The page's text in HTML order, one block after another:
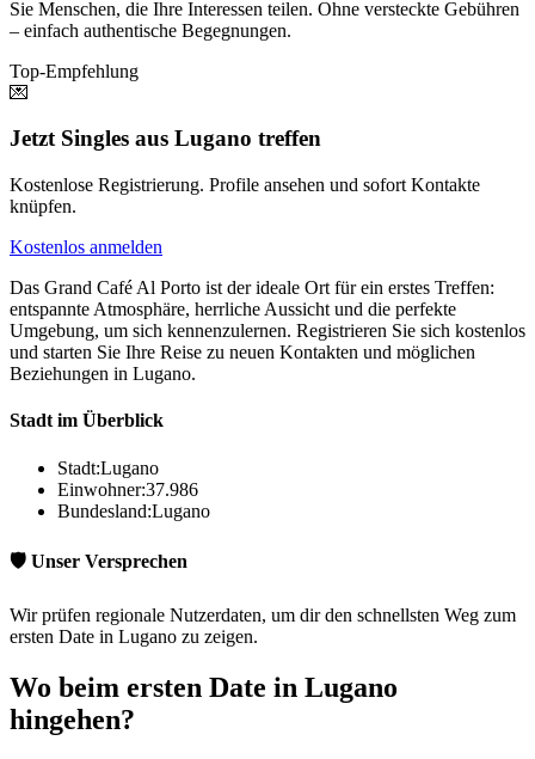
Sie Menschen, die Ihre Interessen teilen. Ohne versteckte Gebühren
– einfach authentische Begegnungen.
Top-Empfehlung
💌
Jetzt Singles aus Lugano treffen
Kostenlose Registrierung. Profile ansehen und sofort Kontakte
knüpfen.
Kostenlos anmelden
Das Grand Café Al Porto ist der ideale Ort für ein erstes Treffen:
entspannte Atmosphäre, herrliche Aussicht und die perfekte
Umgebung, um sich kennenzulernen. Registrieren Sie sich kostenlos
und starten Sie Ihre Reise zu neuen Kontakten und möglichen
Beziehungen in Lugano.
Stadt im Überblick
Stadt:Lugano
Einwohner:37.986
Bundesland:Lugano
🛡️ Unser Versprechen
Wir prüfen regionale Nutzerdaten, um dir den schnellsten Weg zum
ersten Date in Lugano zu zeigen.
Wo beim ersten Date in Lugano
hingehen?